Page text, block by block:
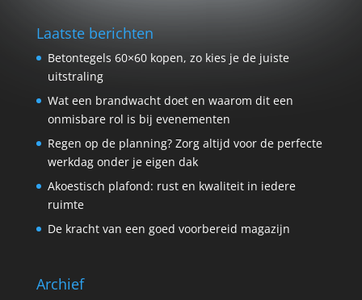
Laatste berichten
Betontegels 60×60 kopen, zo kies je de juiste
uitstraling
Wat een brandwacht doet en waarom dit een
onmisbare rol is bij evenementen
Regen op de planning? Zorg altijd voor de perfecte
werkdag onder je eigen dak
Akoestisch plafond: rust en kwaliteit in iedere
ruimte
De kracht van een goed voorbereid magazijn
Archief